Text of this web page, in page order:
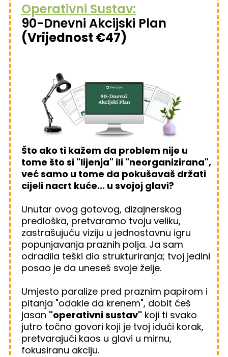
Operativni Sustav:
90-Dnevni Akcijski Plan
(Vrijednost €47)
Što ako ti kažem da problem nije u
tome što si "lijenja" ili "neorganizirana",
već samo u tome da pokušavaš držati
cijeli nacrt kuće... u svojoj glavi?
Unutar ovog gotovog, dizajnerskog
predloška, pretvaramo tvoju veliku,
zastrašujuću viziju u jednostavnu igru
popunjavanja praznih polja. Ja sam
odradila teški dio strukturiranja; tvoj jedini
posao je da uneseš svoje želje.
Umjesto paralize pred praznim papirom i
pitanja "odakle da krenem", dobit ćeš
jasan "operativni sustav" koji ti svako
jutro točno govori koji je tvoj idući korak,
pretvarajući kaos u glavi u mirnu,
fokusiranu akciju.